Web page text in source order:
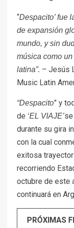
“Despacito’ fue
de expansión
mundo, y sin
música como
latina”. – Jesús
Music Latin
“Despacito” y
de ‘EL VIAJE’
durante su gira
con la cual
exitosa
recorriendo
octubre de este
continuará en
PRÓXIMAS